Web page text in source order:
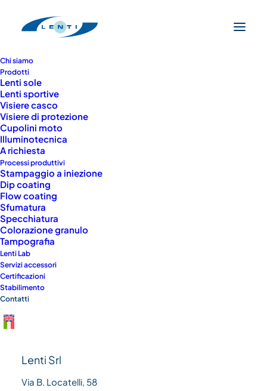
Chi siamo
Prodotti
Lenti sole
Lenti sportive
Visiere casco
Visiere di protezione
Cupolini moto
Illuminotecnica
A richiesta
Processi produttivi
Stampaggio a iniezione
Dip coating
Flow coating
Sfumatura
Specchiatura
Colorazione granulo
Tampografia
Lenti Lab
Servizi accessori
Certificazioni
Stabilimento
Contatti
Lenti Srl
Via B. Locatelli, 58
CONTATTI
Il nostro servizio
clienti è a tua
disposizione